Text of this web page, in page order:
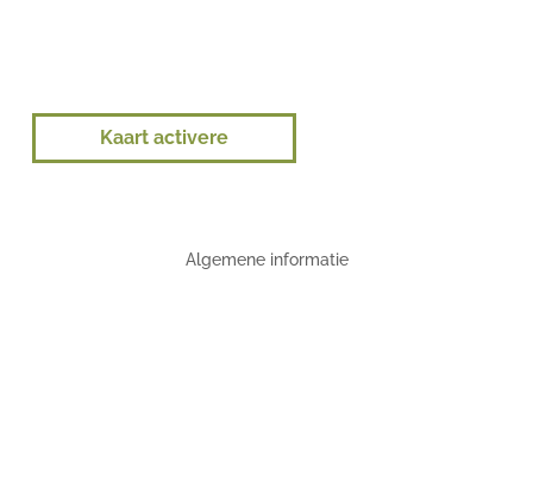
Kaart activere
Algemene informatie